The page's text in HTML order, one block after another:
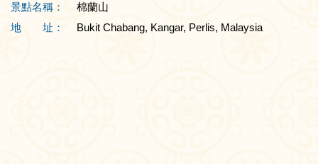
景點名稱：
棉蘭山
地 址：
Bukit Chabang, Kangar, Perlis, Malaysia